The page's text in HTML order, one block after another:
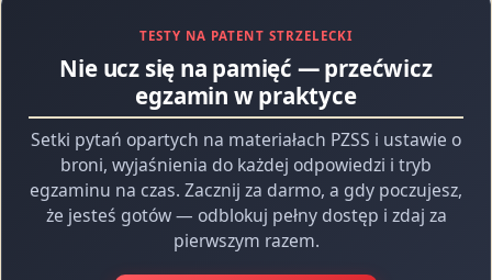
TESTY NA PATENT STRZELECKI
Nie ucz się na pamięć — przećwicz
egzamin w praktyce
Setki pytań opartych na materiałach PZSS i ustawie o
broni, wyjaśnienia do każdej odpowiedzi i tryb
egzaminu na czas. Zacznij za darmo, a gdy poczujesz,
że jesteś gotów — odblokuj pełny dostęp i zdaj za
pierwszym razem.